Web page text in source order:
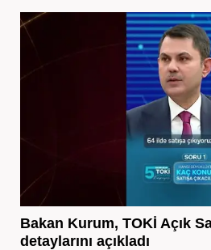
Bakan Kurum, TOKİ Açık
detaylarını açıkladı